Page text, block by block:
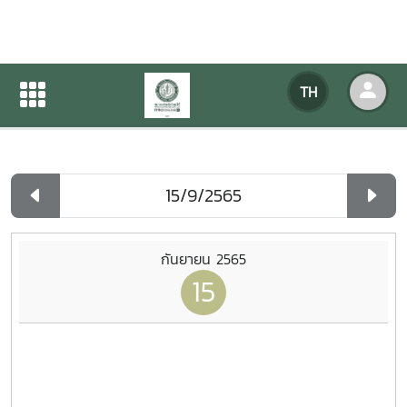
TH
ปฏิทินกิจกรรมของหน่วยงาน
ปฏิทินกิจกรรมของหน่วยงาน
กันยายน 2565
15